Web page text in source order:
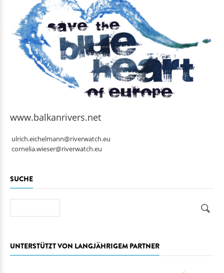
www.balkanrivers.net
ulrich.eichelmann@riverwatch.eu
cornelia.wieser@riverwatch.eu
SUCHE
UNTERSTÜTZT VON LANGJÄHRIGEM PARTNER